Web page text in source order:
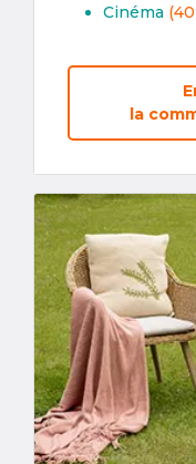
Cinéma
la